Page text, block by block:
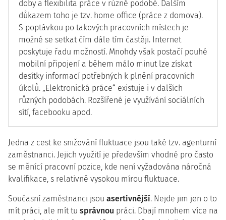
doby a flexibilita práce v různé podobě. Dalším
důkazem toho je tzv. home office (práce z domova).
S poptávkou po takových pracovních místech je
možné se setkat čím dále tím častěji. Internet
poskytuje řadu možností. Mnohdy však postačí pouhé
mobilní připojení a během málo minut lze získat
desítky informací potřebných k plnění pracovních
úkolů. „Elektronická práce“ existuje i v dalších
různých podobách. Rozšířené je využívání sociálních
sítí, facebooku apod.
Jedna z cest ke snižování fluktuace jsou také tzv. agenturní
zaměstnanci. Jejich využití je především vhodné pro často
se měnící pracovní pozice, kde není vyžadována náročná
kvalifikace, s relativně vysokou mírou fluktuace.
Současní zaměstnanci jsou asertivnější. Nejde jim jen o to
mít práci, ale mít tu správnou práci. Dbají mnohem více na